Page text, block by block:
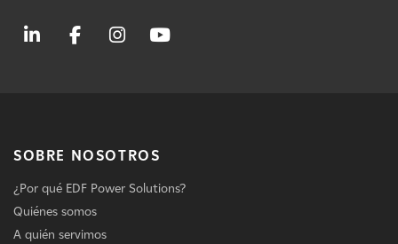
SOBRE NOSOTROS
¿Por qué EDF Power Solutions?
Quiénes somos
A quién servimos